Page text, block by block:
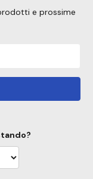
e prossime